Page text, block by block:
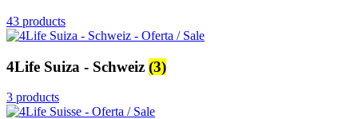
43 products
4Life Suiza - Schweiz (3)
3 products